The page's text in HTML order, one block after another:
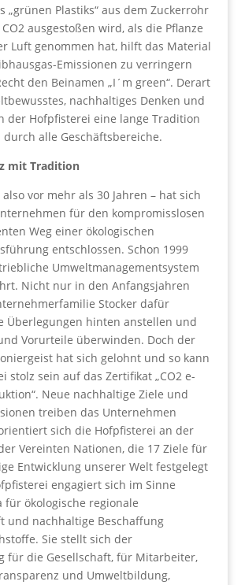
„grünen Plastiks“ aus dem Zuckerrohr
ausgestoßen wird, als die Pflanze
Luft genommen hat, hilft das Material
Emissionen zu verringern
den Beinamen „I´m green“. Derart
nachhaltiges Denken und
der Hofpfisterei eine lange Tradition
alle Geschäftsbereiche.
mit Tradition
also vor mehr als 30 Jahren – hat sich
für den kompromisslosen
Weg einer ökologischen
entschlossen. Schon 1999
Umweltmanagementsystem
Nicht nur in den Anfangsjahren
Stocker dafür
Überlegungen hinten anstellen und
Vorurteile überwinden. Doch der
hat sich gelohnt und so kann
stolz sein auf das Zertifikat „CO2 e-
Neue nachhaltige Ziele und
treiben das Unternehmen
sich die Hofpfisterei an der
Vereinten Nationen, die 17 Ziele für
Entwicklung unserer Welt festgelegt
engagiert sich im Sinne
für ökologische regionale
und nachhaltige Beschaffung
Sie stellt sich der
für die Gesellschaft, für Mitarbeiter,
und Umweltbildung,